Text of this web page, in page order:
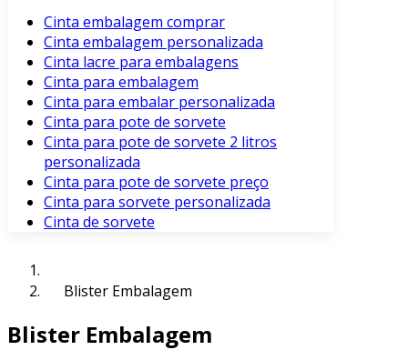
Cinta embalagem comprar
Cinta embalagem personalizada
Cinta lacre para embalagens
Cinta para embalagem
Cinta para embalar personalizada
Cinta para pote de sorvete
Cinta para pote de sorvete 2 litros
personalizada
Cinta para pote de sorvete preço
Cinta para sorvete personalizada
Cinta de sorvete
Blister Embalagem
Blister Embalagem